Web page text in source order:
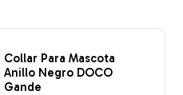
Collar Para Mascota
Anillo Negro DOCO
Gande